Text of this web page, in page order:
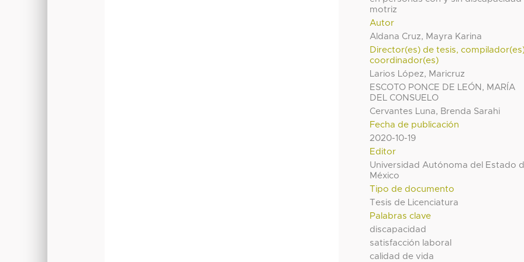
motriz
Autor
Aldana Cruz, Mayra Karina
Director(es) de tesis,
coordinador(es)
Larios López, Maricruz
ESCOTO PONCE DE LEÓN, MARÍA
DEL CONSUELO
Cervantes Luna, Brenda Sarahi
Fecha de publicación
2020-10-19
Editor
Universidad Autónoma del Estado
México
Tipo de documento
Tesis de Licenciatura
Palabras clave
discapacidad
satisfacción laboral
calidad de vida